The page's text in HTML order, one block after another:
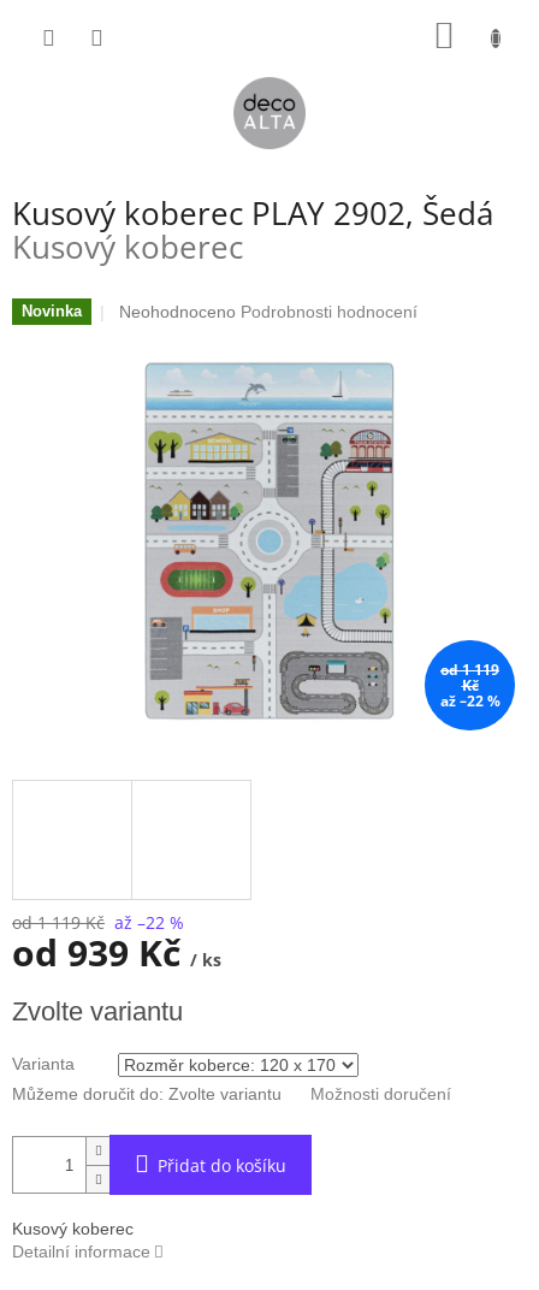
Kusový koberec PLAY 2902, Šedá
Kusový koberec
Novinka
Průměrné
hvězdiček.
Neohodnoceno Podrobnosti hodnocení
od 1 119
Kč
až –22 %
od 1 119 Kč až –22 %
od 939 Kč / ks
cena:
Zvolte variantu
Varianta
Můžeme doručit do: Zvolte variantu Možnosti doručení
Přidat do košíku
Kusový koberec
Detailní informace